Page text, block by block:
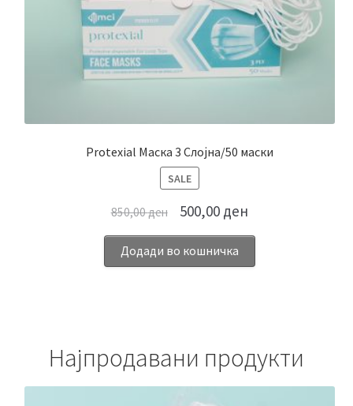
Protexial Маска 3 Слојна/50 маски
SALEПРОИЗВОД
ПОПУСТ
850,00ден 500,00 ден
Додади во кошничка
Најпродавани продукти